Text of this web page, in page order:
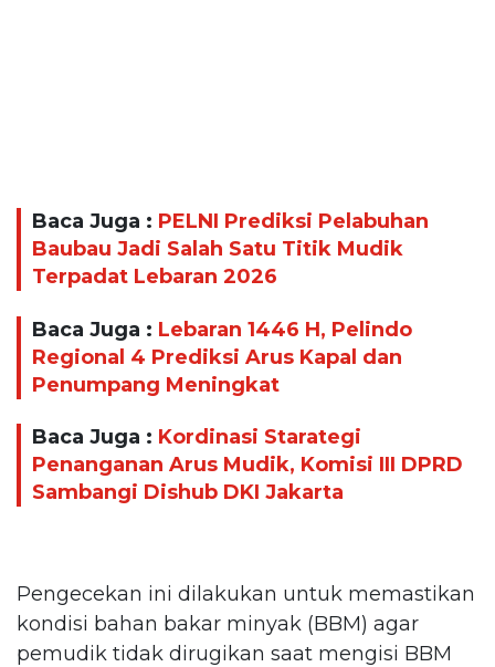
Baca Juga : PELNI Prediksi Pelabuhan
Baubau Jadi Salah Satu Titik Mudik
Terpadat Lebaran 2026
Baca Juga : Lebaran 1446 H, Pelindo
Regional 4 Prediksi Arus Kapal dan
Penumpang Meningkat
Baca Juga : Kordinasi Starategi
Penanganan Arus Mudik, Komisi III DPRD
Sambangi Dishub DKI Jakarta
Pengecekan ini dilakukan untuk memastikan
kondisi bahan bakar minyak (BBM) agar
pemudik tidak dirugikan saat mengisi BBM